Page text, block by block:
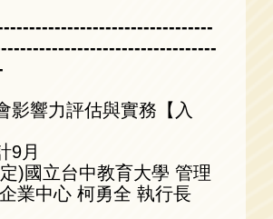
影響力評估與實務【入
9月
)國立台中教育大學 管理
業中心 柯勇全 執行長